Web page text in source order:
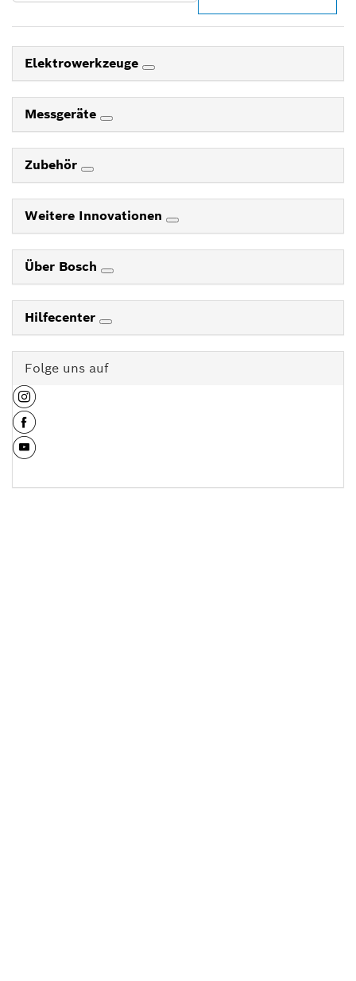
Elektrowerkzeuge
Messgeräte
Zubehör
Weitere Innovationen
Über Bosch
Hilfecenter
Folge uns auf